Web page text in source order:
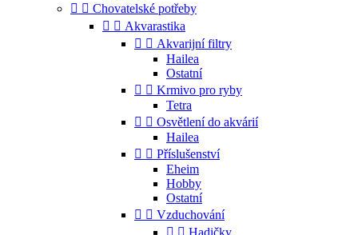
  Chovatelské potřeby
  Akvarastika
  Akvarijní filtry
Hailea
Ostatní
  Krmivo pro ryby
Tetra
  Osvětlení do akvárií
Hailea
  Příslušenství
Eheim
Hobby
Ostatní
  Vzduchování
  Hadičky